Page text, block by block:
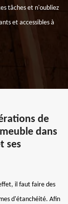
tâches et n'oubliez
et accessibles à
de
dans
ses
il faut faire des
d'étanchéité. Afin